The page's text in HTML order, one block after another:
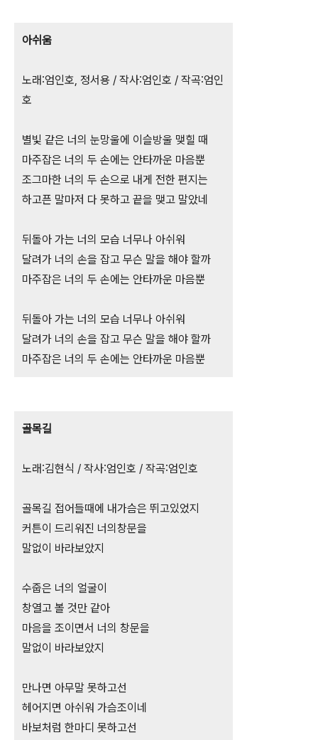
아쉬움
노래:엄인호, 정서용 / 작사:엄인호 / 작곡:엄인
호
별빛 같은 너의 눈망울에 이슬방울 맺힐 때
마주잡은 너의 두 손에는 안타까운 마음뿐
조그마한 너의 두 손으로 내게 전한 편지는
하고픈 말마저 다 못하고 끝을 맺고 말았네
뒤돌아 가는 너의 모습 너무나 아쉬워
달려가 너의 손을 잡고 무슨 말을 해야 할까
마주잡은 너의 두 손에는 안타까운 마음뿐
뒤돌아 가는 너의 모습 너무나 아쉬워
달려가 너의 손을 잡고 무슨 말을 해야 할까
마주잡은 너의 두 손에는 안타까운 마음뿐
골목길
노래:김현식 / 작사:엄인호 / 작곡:엄인호
골목길 접어들때에 내가슴은 뛰고있었지
커튼이 드리워진 너의창문을
말없이 바라보았지
수줍은 너의 얼굴이
창열고 볼 것만 같아
마음을 조이면서 너의 창문을
말없이 바라보았지
만나면 아무말 못하고선
헤어지면 아쉬워 가슴조이네
바보처럼 한마디 못하고선